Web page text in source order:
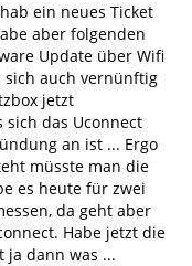
ein neues Ticket
aber folgenden
Update über Wifi
sich auch vernünftig
jetzt
das Uconnect
an ist ... Ergo
müsste man die
es heute für zwei
da geht aber
Habe jetzt die
ja dann was ...